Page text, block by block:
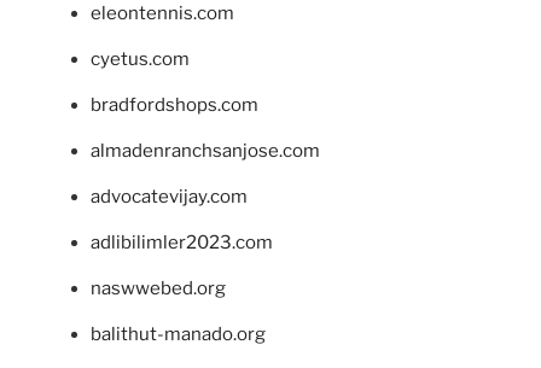
eleontennis.com
cyetus.com
bradfordshops.com
almadenranchsanjose.com
advocatevijay.com
adlibilimler2023.com
naswwebed.org
balithut-manado.org